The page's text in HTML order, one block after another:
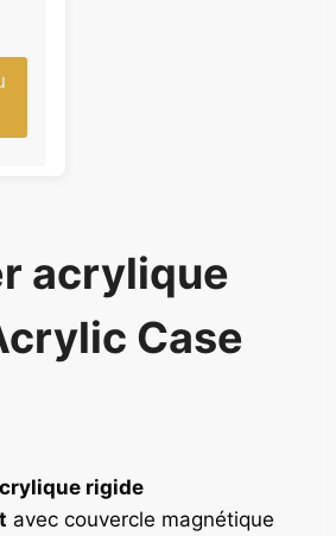
acrylique
Case
rigide
avec couvercle magnétique